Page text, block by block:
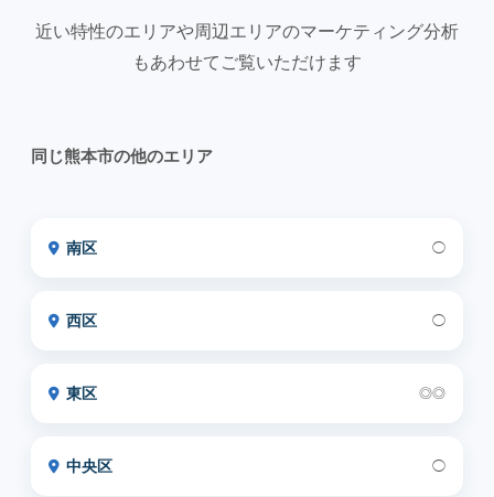
近い特性のエリアや周辺エリアのマーケティング分析
もあわせてご覧いただけます
同じ熊本市の他のエリア
南区 ◯
西区 ◯
東区 ◎◎
中央区 ◯